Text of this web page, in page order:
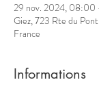
29 nov. 2024, 08:00
Giez, 723 Rte du
France
Informations